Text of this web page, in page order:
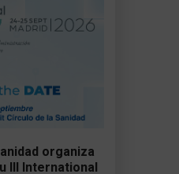
organiza
III International